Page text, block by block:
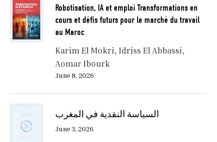
Robotisation, IA et emploi Transformations en
cours et défis futurs pour le marché du travail
au Maroc
Karim El Mokri Idriss El Abbassi
Aomar Ibourk
June 8, 2026
السياسة النقدية في المغرب
June 3, 2026